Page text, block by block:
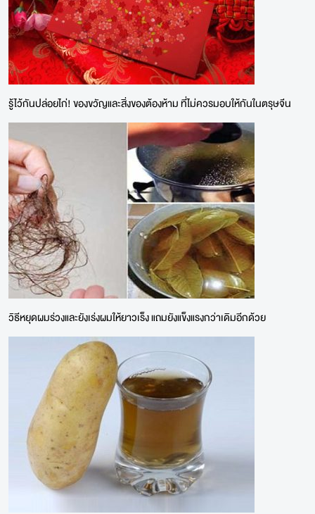
รู้ไว้กันปล่อยไก่! ของขวัญและสิ่งของต้องห้าม ที่ไม่ควรมอบให้กันในตรุษจีน
วิธีหยุดผมร่วงและยังเร่งผมให้ยาวเร็ง แถมยังแข็งแรงกว่าเดิมอีกด้วย